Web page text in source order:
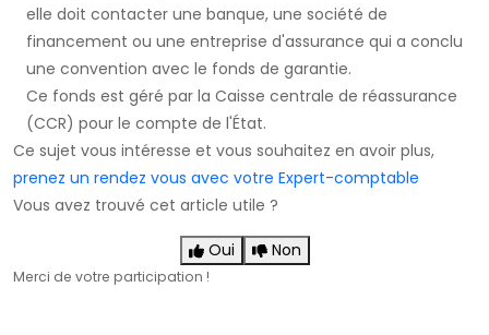
elle doit contacter une banque, une société de
financement ou une entreprise d'assurance qui a conclu
une convention avec le fonds de garantie.
Ce fonds est géré par la Caisse centrale de réassurance
(CCR) pour le compte de l'État.
Ce sujet vous intéresse et vous souhaitez en avoir plus,
prenez un rendez vous avec votre Expert-comptable
Vous avez trouvé cet article utile ?
Oui Non
Merci de votre participation !